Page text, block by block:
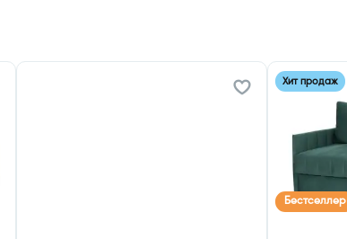
Хит продаж
Бестселлер